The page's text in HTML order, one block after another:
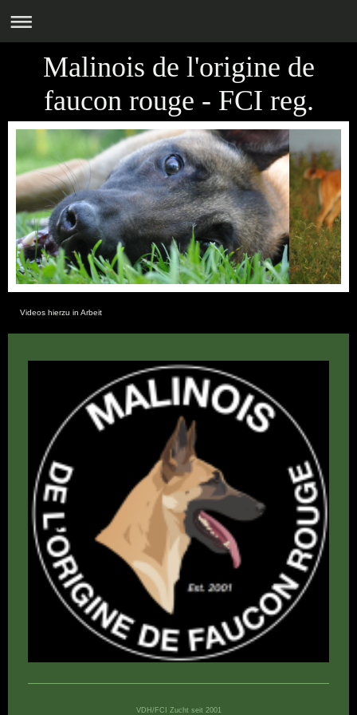
Malinois de l'origine de
faucon rouge - FCI reg.
Videos hierzu in Arbeit
VDH/FCI Zucht seit 2001